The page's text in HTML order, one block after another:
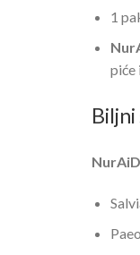
1
piće
Biljni